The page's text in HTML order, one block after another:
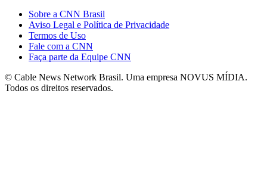
Sobre a CNN Brasil
Aviso Legal e Política de Privacidade
Termos de Uso
Fale com a CNN
Faça parte da Equipe CNN
© Cable News Network Brasil. Uma empresa NOVUS MÍDIA.
Todos os direitos reservados.